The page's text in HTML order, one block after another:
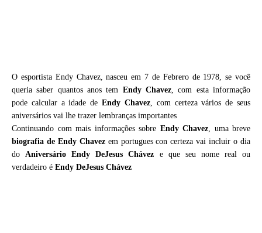
O esportista Endy Chavez, nasceu em 7 de Febrero de 1978, se você
queria saber quantos anos tem Endy Chavez, com esta informação
pode calcular a idade deEndy Chavez, com certeza vários de seus
aniversários vai lhe trazer lembranças importantes
Continuando com mais informações sobre Endy Chavez, uma breve
biografia de Endy Chavezem portugues con certeza vai incluir o dia
doAniversário Endy DeJesus Chávez e que seu nome real ou
verdadeiro é Endy DeJesus Chávez